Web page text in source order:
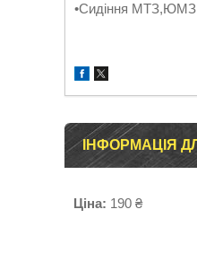
•Сидіння
ІНФОРМАЦІЯ
Ціна: 190 ₴